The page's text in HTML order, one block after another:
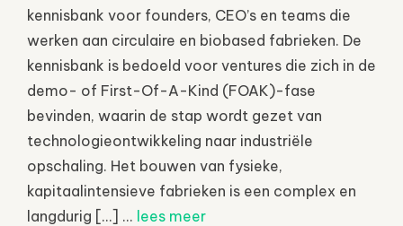
kennisbank voor founders, CEO’s en teams die
werken aan circulaire en biobased fabrieken. De
kennisbank is bedoeld voor ventures die zich in de
demo- of First-Of-A-Kind (FOAK)-fase
bevinden, waarin de stap wordt gezet van
technologieontwikkeling naar industriële
opschaling. Het bouwen van fysieke,
kapitaalintensieve fabrieken is een complex en
langdurig […] ... lees meer